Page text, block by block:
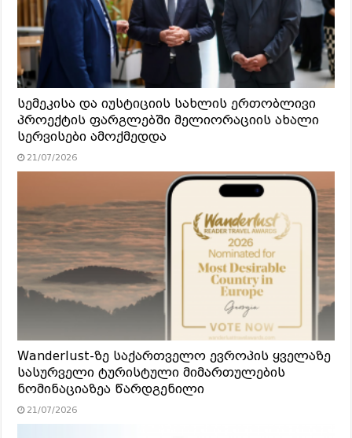
სემეკისა და იუსტიციის სახლის ერთობლივი
პროექტის ფარგლებში მელიორაციის ახალი
სერვისები ამოქმედდა
21/07/2026
Wanderlust-ზე საქართველო ევროპის ყველაზე
სასურველი ტურისტული მიმართულების
ნომინაციაზეა წარდგენილი
21/07/2026